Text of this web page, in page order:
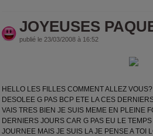
JOYEUSES
publié le 23/03/2008 à 16:52
HELLO LES FILLES COMMENT ALLEZ
DESOLEE G PAS BCP ETE LA CES
VAIS TRES BIEN JE SUIS MEME EN PLEINE
DERNIERS JOURS CAR G PAS EU LE
JOURNEE MAIS JE SUIS LA JE PENSE A TOI